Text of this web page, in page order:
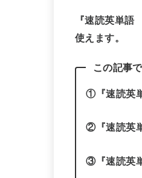
『速読英単
使えます。
この記事
①『速読英
②『速読英
③『速読英